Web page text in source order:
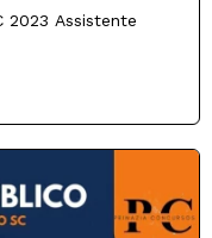
2023 Assistente